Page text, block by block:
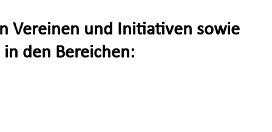
Vereinen und Initiativen sowie
den Bereichen: